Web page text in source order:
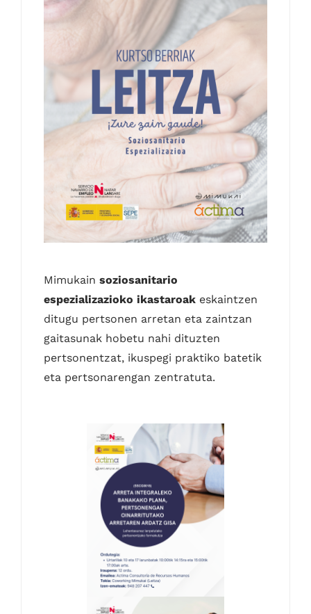
Mimukainsoziosanitario
espezializazioko ikastaroak eskaintzen
ditugu pertsonen arretan eta zaintzan
gaitasunak hobetu nahi dituzten
pertsonentzat, ikuspegi praktiko batetik
eta pertsonarengan zentratuta.